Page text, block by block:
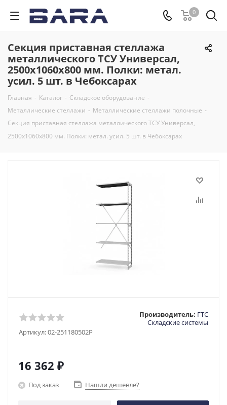
0
Секция приставная стеллажа
металлического ТСУ Универсал,
2500x1060x800 мм. Полки: метал.
усил. 5 шт. в Чебоксарах
Главная - Каталог - Складское оборудование -
Металлические стеллажи - Металлические стеллажи полочные -
Секция приставная стеллажа металлического ТСУ Универсал,
2500x1060x800 мм. Полки: метал. усил. 5 шт. в Чебоксарах
Артикул:02-251180502P
Производитель: ГТС
Складские системы
16 362 ₽
Под заказ Нашли дешевле?